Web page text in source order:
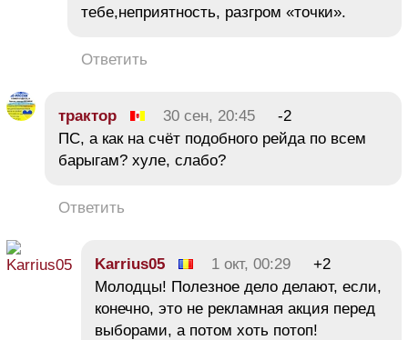
тебе,неприятность, разгром «точки».
Ответить
трактор 30 сен, 20:45
-2
ПС, а как на счёт подобного рейда по всем
барыгам? хуле, слабо?
Ответить
Karrius05 1 окт, 00:29
+2
Молодцы! Полезное дело делают, если,
конечно, это не рекламная акция перед
выборами, а потом хоть потоп!